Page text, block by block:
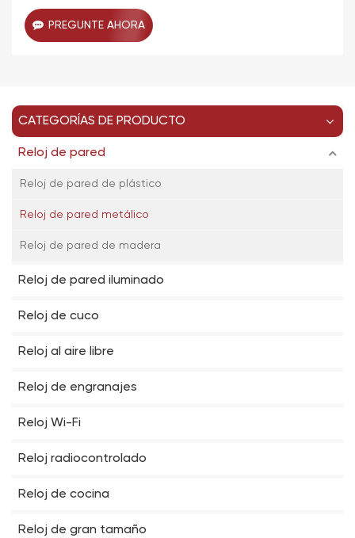
PREGUNTE AHORA
CATEGORÍAS DE PRODUCTO
Reloj de pared
Reloj de pared de plástico
Reloj de pared metálico
Reloj de pared de madera
Reloj de pared iluminado
Reloj de cuco
Reloj al aire libre
Reloj de engranajes
Reloj Wi-Fi
Reloj radiocontrolado
Reloj de cocina
Reloj de gran tamaño